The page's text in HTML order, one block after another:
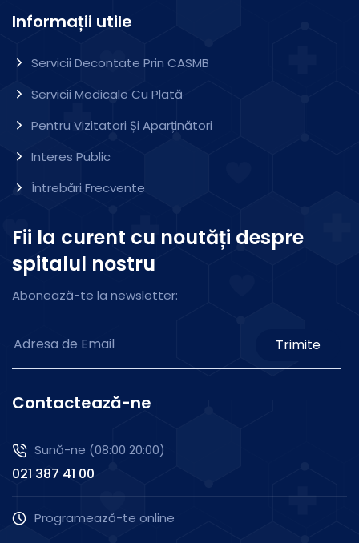
Informații utile
Servicii Decontate Prin CASMB
Servicii Medicale Cu Plată
Pentru Vizitatori Și Aparținători
Interes Public
Întrebări Frecvente
Fii la curent cu noutăți despre
spitalul nostru
Abonează-te la newsletter:
Trimite
Contactează-ne
Sună-ne (08:00 20:00)
021 387 41 00
Programează-te online